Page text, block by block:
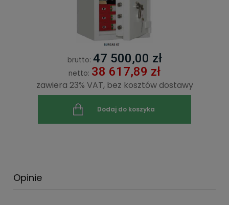
brutto: 47 500,00 zł
netto: 38 617,89 zł
zawiera 23% VAT, bez kosztów dostawy
Dodaj do koszyka
Opinie